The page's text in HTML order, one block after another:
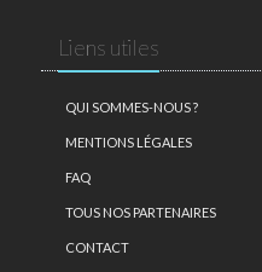
Liens utiles
QUI SOMMES-NOUS ?
MENTIONS LÉGALES
FAQ
TOUS NOS PARTENAIRES
CONTACT